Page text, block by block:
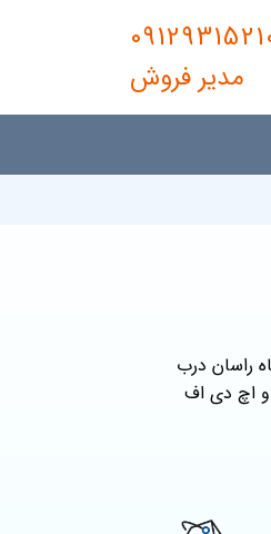
مدیر فروش
راسان درب
و اچ دی اف